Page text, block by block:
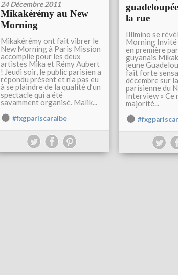
la rue
Illlmino se
Morning
en première
guyanais
jeune
fait forte
décembre sur
parisienne du
Interview « Ce
majorité...
24 Décembre 2011
Mikakérémy au New
Morning
Mikakérémy ont fait vibrer le
New Morning à Paris Mission
accomplie pour les deux
artistes Mika et Rémy Aubert
! Jeudi soir, le public parisien a
répondu présent et n’a pas eu
à se plaindre de la qualité d’un
spectacle qui a été
savamment organisé. Malik...
#fxgpariscaraibe